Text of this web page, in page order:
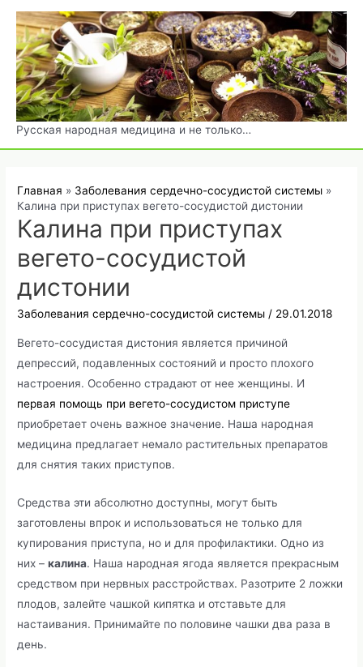
Перейти
содержимому
Русская народная медицина и не только…
Главная
Заболевания сердечно-сосудистой системы
Калина при приступах вегето-сосудистой дистонии
Калина при приступах
вегето-сосудистой
дистонии
Заболевания сердечно-сосудистой системы / 29.01.2018
Вегето-сосудистая дистония является причиной
депрессий, подавленных состояний и просто плохого
настроения. Особенно страдают от нее женщины. И
первая помощь при вегето-сосудистом приступе
приобретает очень важное значение. Наша народная
медицина предлагает немало растительных препаратов
для снятия таких приступов.
Средства эти абсолютно доступны, могут быть
заготовлены впрок и использоваться не только для
купирования приступа, но и для профилактики. Одно из
них –калина. Наша народная ягода является прекрасным
средством при нервных расстройствах. Разотрите 2 ложки
плодов, залейте чашкой кипятка и отставьте для
настаивания. Принимайте по половине чашки два раза в
день.